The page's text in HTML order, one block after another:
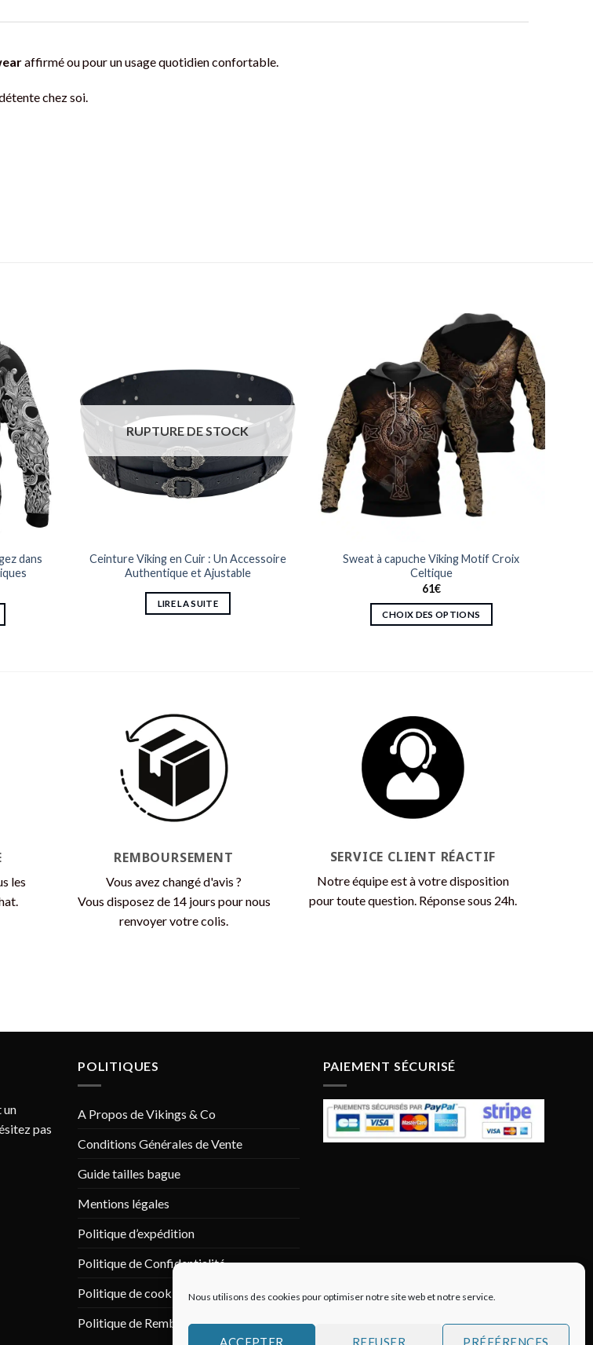
Nous utilisons des cookies pour optimiser notre site web et notre service.
ACCEPTER REFUSER PRÉFÉRENCES
affirmé ou pour un usage quotidien confortable.
chez soi.
dans
RUPTURE DE STOCK
Ceinture Viking en Cuir : Un Accessoire
Authentique et Ajustable
LIRE LA SUITE
Sweat à capuche Viking Motif Croix
Celtique
61€
CHOIX DES OPTIONS
Les
options
peuvent
être
choisies
sur
page
produit
les
REMBOURSEMENT
Vous avez changé d'avis ?
Vous disposez de 14 jours pour nous
renvoyer votre colis.
SERVICE CLIENT RÉACTIF
Notre équipe est à votre disposition
pour toute question. Réponse sous 24h.
un
pas
POLITIQUES
A Propos de Vikings & Co
Conditions Générales de Vente
Guide tailles bague
Mentions légales
Politique d’expédition
Politique de Confidentialité
Politique de cookies (UE)
Politique de Remboursement
PAIEMENT SÉCURISÉ